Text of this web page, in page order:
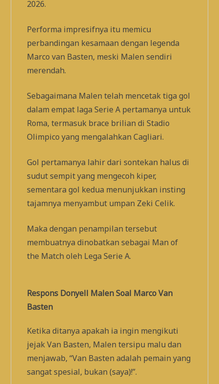
2026.
Performa impresifnya itu memicu
perbandingan kesamaan dengan legenda
Marco van Basten, meski Malen sendiri
merendah.
Sebagaimana Malen telah mencetak tiga gol
dalam empat laga Serie A pertamanya untuk
Roma, termasuk brace brilian di Stadio
Olimpico yang mengalahkan Cagliari.
Gol pertamanya lahir dari sontekan halus di
sudut sempit yang mengecoh kiper,
sementara gol kedua menunjukkan insting
tajamnya menyambut umpan Zeki Celik.
Maka dengan penampilan tersebut
membuatnya dinobatkan sebagai Man of
the Match oleh Lega Serie A.
Respons Donyell Malen Soal Marco Van
Basten
Ketika ditanya apakah ia ingin mengikuti
jejak Van Basten, Malen tersipu malu dan
menjawab, “Van Basten adalah pemain yang
sangat spesial, bukan (saya)!”.